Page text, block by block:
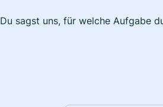
Du sagst uns, für welche Aufgabe